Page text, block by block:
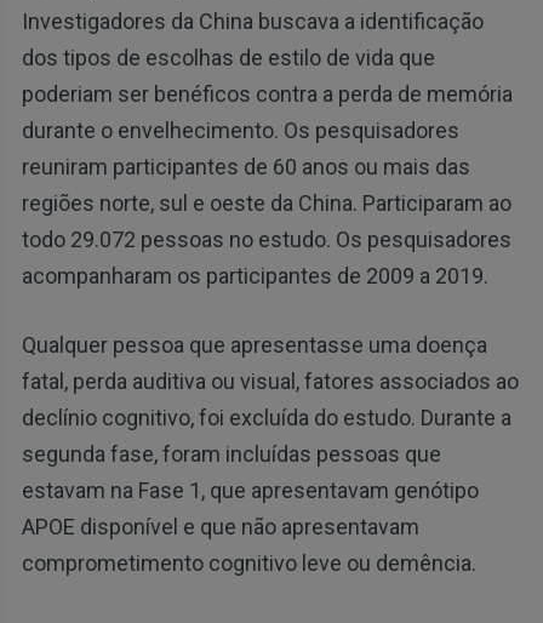
Investigadores da China buscava a identificação
dos tipos de escolhas de estilo de vida que
poderiam ser benéficos contra a perda de memória
durante o envelhecimento. Os pesquisadores
reuniram participantes de 60 anos ou mais das
regiões norte, sul e oeste da China. Participaram ao
todo 29.072 pessoas no estudo. Os pesquisadores
acompanharam os participantes de 2009 a 2019.
Qualquer pessoa que apresentasse uma doença
fatal, perda auditiva ou visual, fatores associados ao
declínio cognitivo, foi excluída do estudo. Durante a
segunda fase, foram incluídas pessoas que
estavam na Fase 1, que apresentavam genótipo
APOE disponível e que não apresentavam
comprometimento cognitivo leve ou demência.